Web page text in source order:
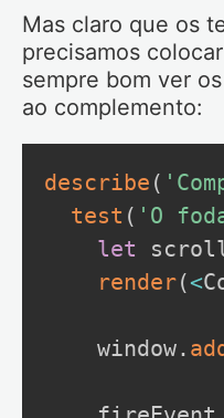
Mas claro que os
precisamos
sempre bom ver
ao complemento:
describe (
test ( 'O
let
render(<
    window
.